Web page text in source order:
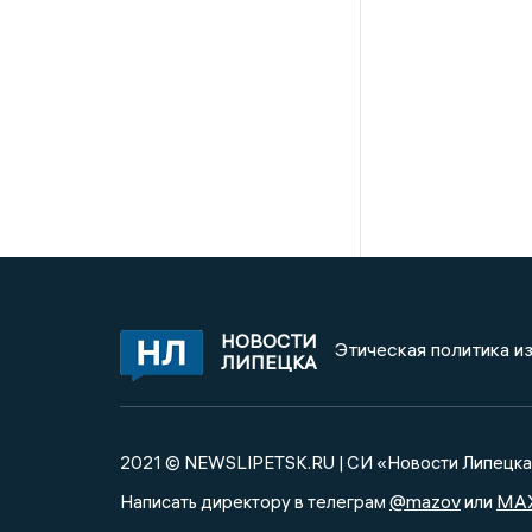
НОВОСТИ
ЛИПЕЦКА
Этическая политика
2021 © NEWSLIPETSK.RU | СИ «Новости
Написать директору в телеграм @mazovили